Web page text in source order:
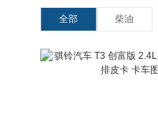
全部 柴油